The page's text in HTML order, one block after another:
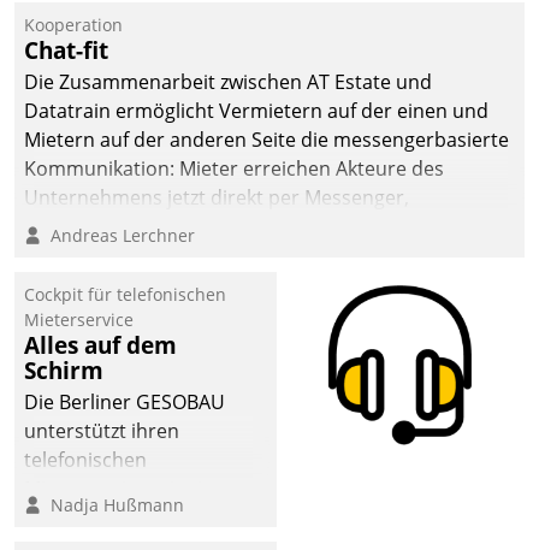
Jahresbeginn eine
Überblick, Einsicht und
Eingriff bietende Lösung.
Zur Entwicklung setzte
man auf
Cloudtechnologie,
bewährte und Startup-
agile Projektmethoden.
Kooperation
Chat-fit
Die Zusammenarbeit zwischen AT Estate und
Datatrain ermöglicht Vermietern auf der einen und
Mietern auf der anderen Seite die messengerbasierte
Kommunikation: Mieter erreichen Akteure des
Unternehmens jetzt direkt per Messenger,
Mitarbeiter oder Dienstleister empfangen oder
Andreas Lerchner
Cockpit für telefonischen
Mieterservice
Alles auf dem
Schirm
Die Berliner GESOBAU
unterstützt ihren
telefonischen
digitalen Cockpit, das
Nadja Hußmann